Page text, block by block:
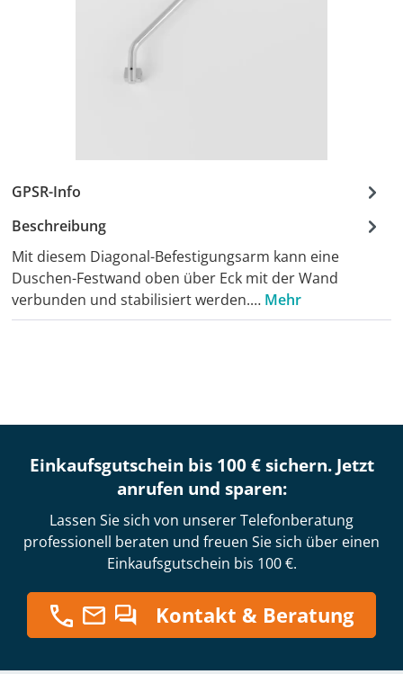
GPSR-Info
Beschreibung
Mit diesem Diagonal-Befestigungsarm kann eine
Duschen-Festwand oben über Eck mit der Wand
verbunden und stabilisiert werden.… Mehr
Einkaufsgutschein bis 100 € sichern. Jetzt
anrufen und sparen:
Lassen Sie sich von unserer Telefonberatung
professionell beraten und freuen Sie sich über einen
Einkaufsgutschein bis 100 €.
Kontakt & Beratung